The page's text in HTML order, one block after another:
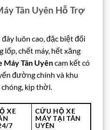
Tân Uyên Hỗ Trợ
luôn cao, đặc biệt đối
chết máy, hết xăng
Máy Tân Uyêncam kết có
đường chính và khu
kịp thời.
XE
7
CỨU HỘ XE
MÁY TẠI TÂN
UYÊN